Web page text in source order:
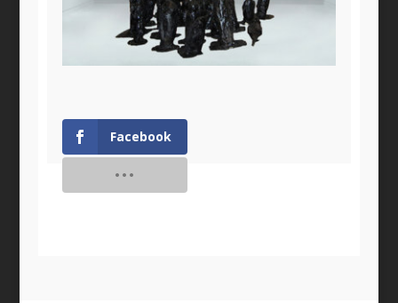
Facebook